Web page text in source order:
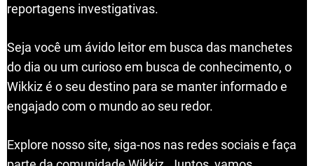
reportagens investigativas.
Seja você um ávido leitor em busca das manchetes
do dia ou um curioso em busca de conhecimento, o
Wikkiz é o seu destino para se manter informado e
engajado com o mundo ao seu redor.
Explore nosso site, siga-nos nas redes sociais e faça